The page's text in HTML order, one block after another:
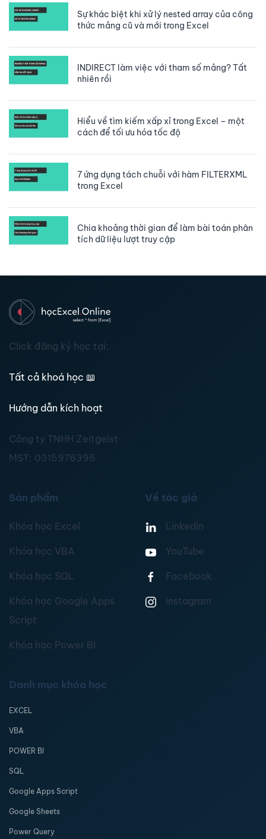
Sự khác biệt khi xử lý nested array của công
thức mảng cũ và mới trong Excel
INDIRECT làm việc với tham số mảng? Tất
nhiên rồi
Hiểu về tìm kiếm xấp xỉ trong Excel – một
cách để tối ưu hóa tốc độ
7 ứng dụng tách chuỗi với hàm FILTERXML
trong Excel
Chia khoảng thời gian để làm bài toán phân
tích dữ liệu lượt truy cập
Click đăng ký học tại:
Tất cả khoá học 📖
Hướng dẫn kích hoạt
Công ty TNHH Zeitgeist
MST: 0315976395
Sản phẩm
Khóa học Excel
Khóa học VBA
Khóa học SQL
Khóa học Google Apps
Script
Khóa học Power BI
Về tác giả
Linkedin
YouTube
Facebook
Instagram
Danh mục khóa học
EXCEL
VBA
POWER BI
SQL
Google Apps Script
Google Sheets
Power Query